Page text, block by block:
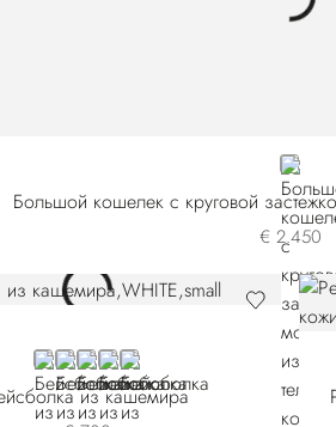
GREY
Большой кошелек с круговой
€ 2.450
WHITE
BEIGE
BROWN
BLUE
RED
из кашемира